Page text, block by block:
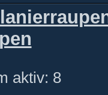
aktiv: 8